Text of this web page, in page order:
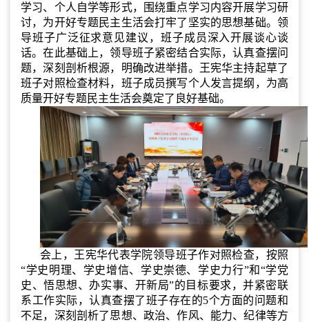
学习、个人自学等形式，围绕重点学习内容开展学习研
讨，为开好专题民主生活会打牢了坚实的思想基础。领
导班子广泛征求意见建议，班子成员深入开展谈心谈
话。在此基础上，领导班子紧密结合实际，认真查摆问
题，深刻剖析根源，明确改进举措。王宪华主持起草了
班子对照检查材料，班子成员撰写个人发言提纲，为高
质量开好专题民主生活会奠定了良好基础。
会上，王宪华代表学院领导班子作对照检查，按照
“学史明理、学史增信、学史崇德、学史力行”和“学党
史、悟思想、办实事、开新局”的目标要求，并紧密联
系工作实际，认真查摆了班子存在的5个方面的问题和
不足，深刻剖析了思想、政治、作风、能力、纪律等方